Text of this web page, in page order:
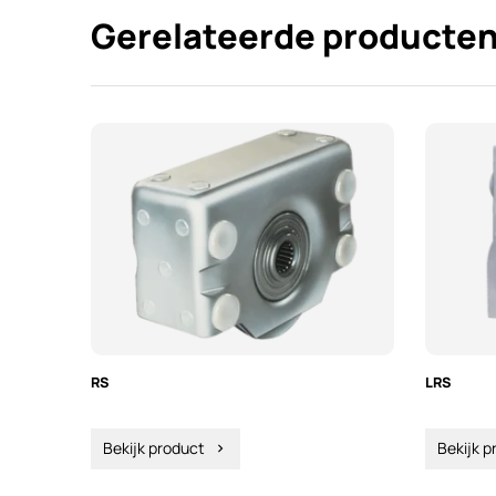
Gerelateerde producten
RS
Bekijk product chevron_right
LRS
Bekijk